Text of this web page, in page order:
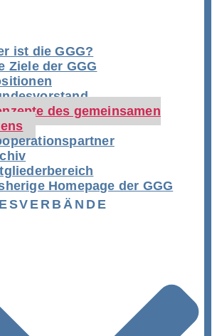
ist die GGG?
Ziele der GGG
des gemeinsamen
Homepage der GGG